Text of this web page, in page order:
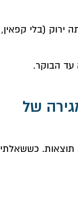
ירוק (בלי קפאין,
עד הבוקר.
של
תוצאות. כששאלתי